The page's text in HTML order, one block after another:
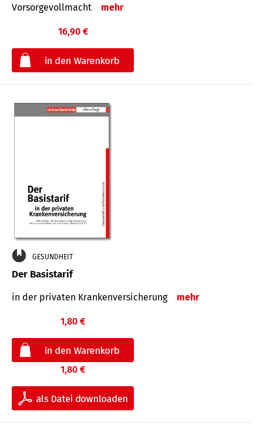
Vor­sorge­voll­macht
mehr
16,90 €
GESUNDHEIT
Der Basistarif
in der privaten Kran­ken­ver­siche­rung mehr
1,80 €
1,80 €